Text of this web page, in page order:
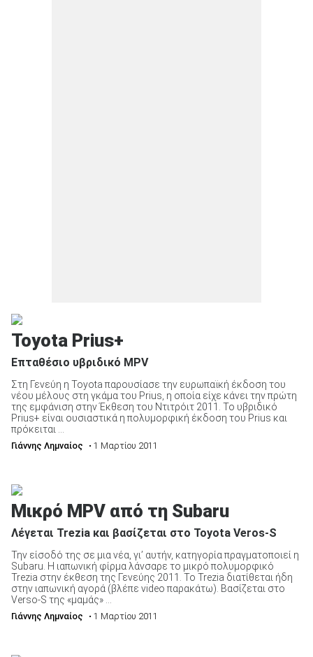
Toyota Prius+
Επταθέσιο υβριδικό MPV
Στη Γενεύη η Toyota παρουσίασε την ευρωπαϊκή έκδοση του
νέου μέλους στη γκάμα του Prius, η οποία είχε κάνει την πρώτη
της εμφάνιση στην Έκθεση του Ντιτρόιτ 2011. Το υβριδικό
Prius+ είναι ουσιαστικά η πολυμορφική έκδοση του Prius και
πρόκειται ...
Γιάννης Λημναίος • 1 Μαρτίου 2011
Μικρό MPV από τη Subaru
Λέγεται Trezia και βασίζεται στο Toyota Veros-S
Την είσοδό της σε μια νέα, γι’ αυτήν, κατηγορία πραγματοποιεί η
Subaru. Η ιαπωνική φίρμα λάνσαρε το μικρό πολυμορφικό
Trezia στην έκθεση της Γενεύης 2011. Το Trezia διατίθεται ήδη
στην ιαπωνική αγορά (βλέπε video παρακάτω). Βασίζεται στο
Verso-S της «μαμάς» ...
Γιάννης Λημναίος • 1 Μαρτίου 2011